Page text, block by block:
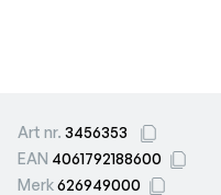
Art nr. 3456353
EAN 4061792188600
Merk626949000